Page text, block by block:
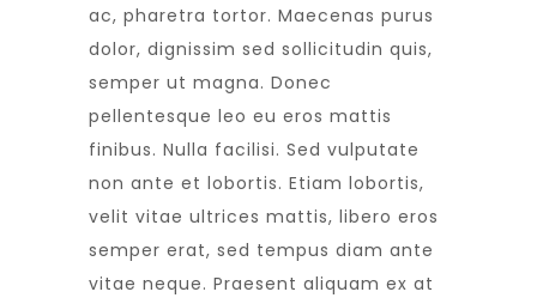
ac, pharetra tortor. Maecenas purus
dolor, dignissim sed sollicitudin quis,
semper ut magna. Donec
pellentesque leo eu eros mattis
finibus. Nulla facilisi. Sed vulputate
non ante et lobortis. Etiam lobortis,
velit vitae ultrices mattis, libero eros
semper erat, sed tempus diam ante
vitae neque. Praesent aliquam ex at